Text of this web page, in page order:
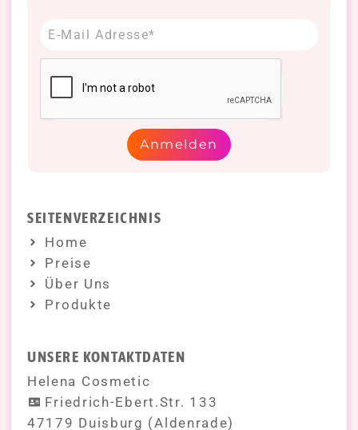
Anmelden
SEITENVERZEICHNIS
Home
Preise
Über Uns
Produkte
UNSERE KONTAKTDATEN
Helena Cosmetic
Friedrich-Ebert.Str. 133
47179 Duisburg (Aldenrade)